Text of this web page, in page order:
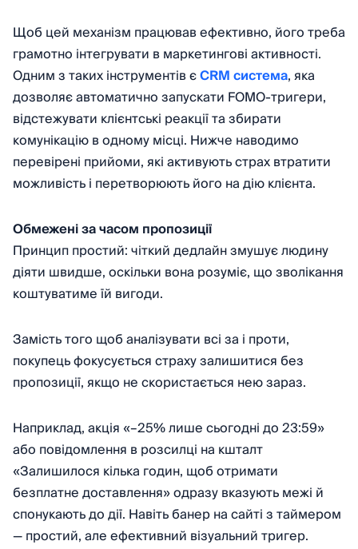
Щоб цей механізм працював ефективно, його треба
грамотно інтегрувати в маркетингові активності.
Одним з таких інструментів єCRM система, яка
дозволяє автоматично запускати FOMO-тригери,
відстежувати клієнтські реакції та збирати
комунікацію в одному місці. Нижче наводимо
перевірені прийоми, які активують страх втратити
можливість і перетворюють його на дію клієнта.
Обмежені за часом пропозиції
Принцип простий: чіткий дедлайн змушує людину
діяти швидше, оскільки вона розуміє, що зволікання
коштуватиме їй вигоди.
Замість того щоб аналізувати всі за і проти,
покупець фокусується страху залишитися без
пропозиції, якщо не скористається нею зараз.
Наприклад, акція «–25% лише сьогодні до 23:59»
або повідомлення в розсилці на кшталт
«Залишилося кілька годин, щоб отримати
безплатне доставлення» одразу вказують межі й
спонукають до дії. Навіть банер на сайті з таймером
— простий, але ефективний візуальний тригер.